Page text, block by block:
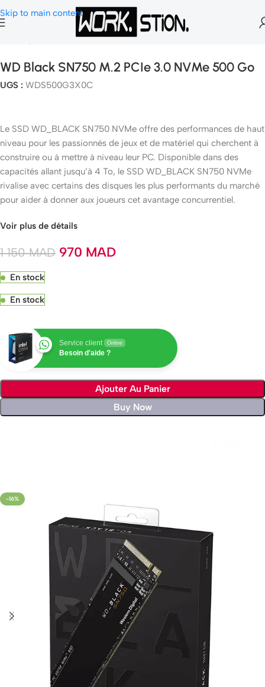
Skip to main content
SSD & M.2 Nvme
WD Black SN750 M.2 PCIe 3.0 NVMe 500 Go
UGS : WDS500G3X0C
Le SSD WD_BLACK SN750 NVMe offre des performances de haut
niveau pour les passionnés de jeux et de matériel qui cherchent à
construire ou à mettre à niveau leur PC. Disponible dans des
capacités allant jusqu’à 4 To, le SSD WD_BLACK SN750 NVMe
rivalise avec certains des disques les plus performants du marché
pour aider à donner aux joueurs cet avantage concurrentiel.
Voir plus de détails
1 150MAD 970 MAD
En stock
En stock
Service client Online
Besoin d'aide ?
Ajouter Au Panier
Buy Now
-16%